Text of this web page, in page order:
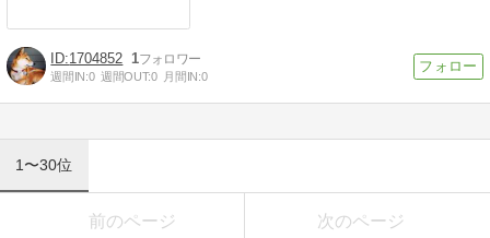
1704852 1
週間IN:0 週間OUT:0 月間IN:0
1〜30位
前のページ 次のページ